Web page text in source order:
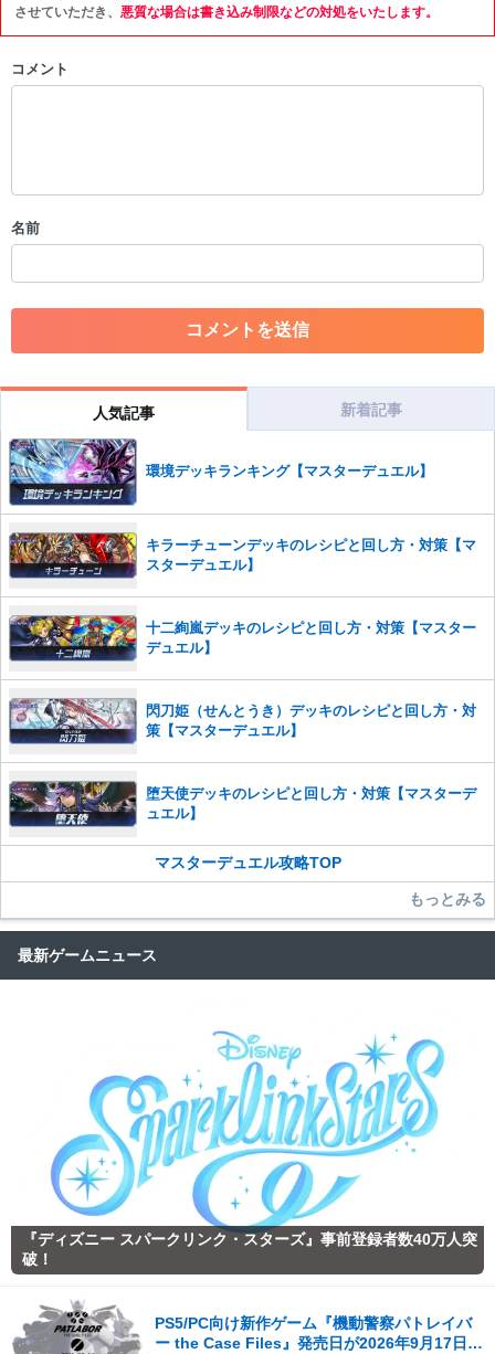
限を行う可能性がございます。 あらかじめご了承ください。
・スパムなど、記事内容と関係のない投稿
・誰かになりすます行為
・その他、管理者が不適切と判断した投稿
コメントの削除を申請する ※投稿内容を確認後、順次対応さ
※一度削除したコメントは復元ができませんのでご注意くだ
また、過度な利用規約の違反や、弊社に損害の及ぶ内容の書き込みがあ
った場合は、法的措置をとらせていただく場合もございますので、あら
かじめご理解くださいませ。
させていただき、 悪質な場合は書き込み制限などの対処をいたします。
コメント
名前
人気記事 新着記事
環境デッキランキング【マスターデュエル】
キラーチューンデッキのレシピと回し方・対策【マ
スターデュエル】
十二絢嵐デッキのレシピと回し方・対策【マスター
デュエル】
閃刀姫（せんとうき）デッキのレシピと回し方・対
策【マスターデュエル】
堕天使デッキのレシピと回し方・対策【マスターデ
ュエル】
マスターデュエル攻略TOP
もっとみる
最新ゲームニュース
『ディズニー スパークリンク・スターズ』事前登録者数40万人突
破！
PS5/PC向け新作ゲーム『機動警察パトレイバ
ー the Case Files』発売日が2026年9月17日